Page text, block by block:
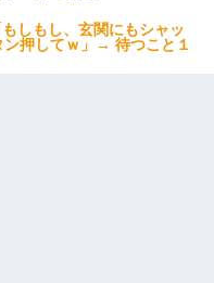
しもし、玄関にもシャッ
ン押してｗ」→ 待つこと１